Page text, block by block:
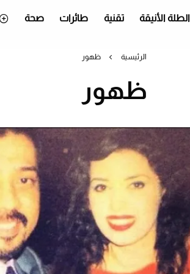
الطلة الأنيقة تقنية طائرات صحة
الرئيسية ظهور
ظهور